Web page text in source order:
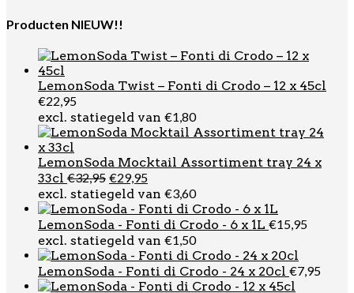
Producten NIEUW!!
LemonSoda Twist – Fonti di Crodo – 12 x 45cl
€22,95
excl. statiegeld van €1,80
LemonSoda Mocktail Assortiment tray 24 x
33cl €32,95 Oorspronkelijke
prijs
was:
€32,95.
€29,95Huidige
prijs
is:
€29,95.
excl. statiegeld van €3,60
LemonSoda - Fonti di Crodo - 6 x 1L €15,95
excl. statiegeld van €1,50
LemonSoda - Fonti di Crodo - 24 x 20cl €7,95